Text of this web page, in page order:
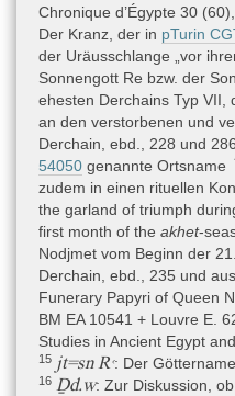
Autoren
Dr. Lutz Popko
Chronique d’Égypte 30
Der Kranz, der in pTurin
der Uräusschlange „vor
Sonnengott Re bzw. der
ehesten Derchains Typ VII,
an den verstorbenen und
Derchain, ebd., 228 und
54050 genannte Ortsname
zudem in einen rituellen
the garland of triumph
first month of the akhet-
Nodjmet vom Beginn der
Derchain, ebd., 235 und
Funerary Papyri of Queen
BM EA 10541 + Louvre E.
Studies in Ancient Egypt
15 jt=sn Rꜥ: Der
16 Ḏd.w: Zur Diskussion,